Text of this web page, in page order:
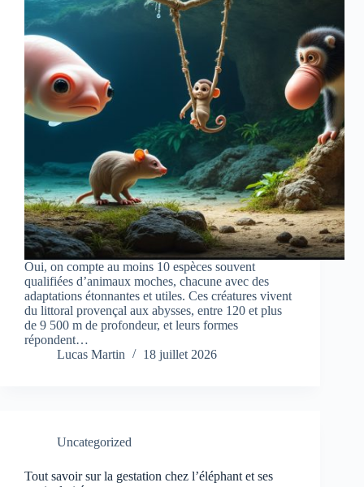
Oui, on compte au moins 10 espèces souvent
qualifiées d’animaux moches, chacune avec des
adaptations étonnantes et utiles. Ces créatures vivent
du littoral provençal aux abysses, entre 120 et plus
de 9 500 m de profondeur, et leurs formes
répondent…
Lucas Martin
18 juillet 2026
Uncategorized
Tout savoir sur la gestation chez l’éléphant et ses